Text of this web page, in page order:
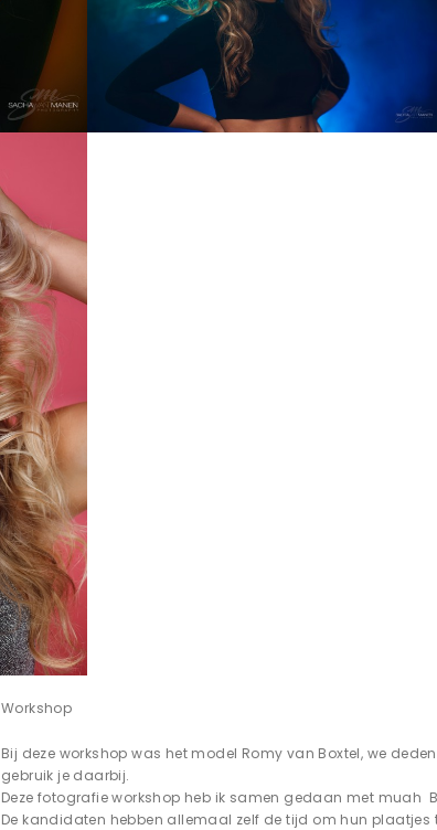
Workshop
Bij deze workshop was het model Romy van Boxtel, we
gebruik je daarbij.
Deze fotografie workshop heb ik samen gedaan met muah
De kandidaten hebben allemaal zelf de tijd om hun